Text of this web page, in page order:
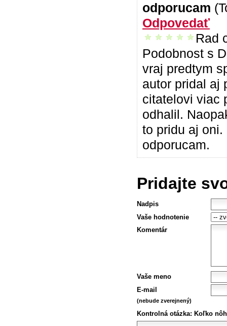
odporucam
Odpovedať
vrelo odporúčam
Rad
Podobnost s
vraj predtym
autor pridal aj
citatelovi viac
odhalil.
to pridu aj
odporucam.
Pridajte
Nadpis
Vaše hodnotenie
Komentár
Vaše meno
E-mail
(nebude zverejnený)
Kontrolná otázka: Koľko